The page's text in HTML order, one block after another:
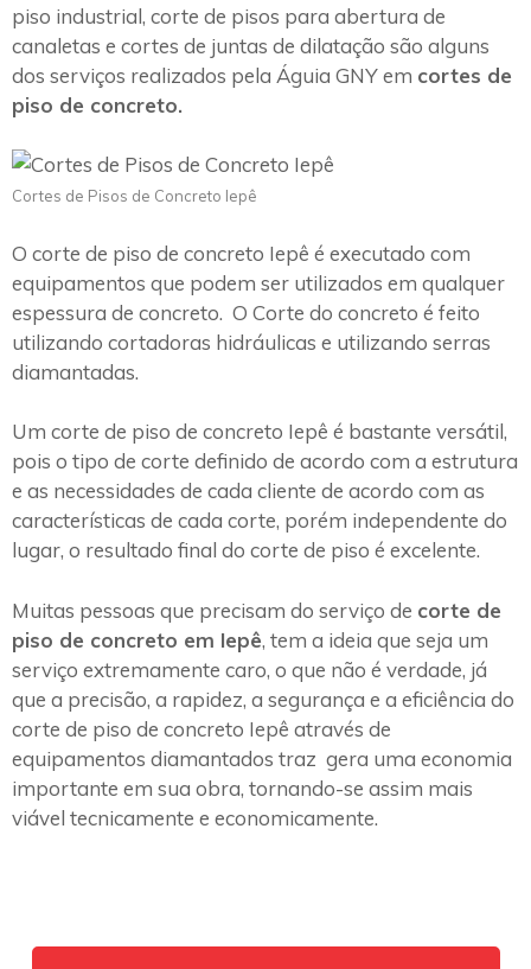
piso industrial, corte de pisos para abertura de
canaletas e cortes de juntas de dilatação são alguns
dos serviços realizados pela Águia GNY em cortes de
piso de concreto.
Cortes de Pisos de Concreto Iepê
O corte de piso de concreto Iepê é executado com
equipamentos que podem ser utilizados em qualquer
espessura de concreto. O Corte do concreto é feito
utilizando cortadoras hidráulicas e utilizando serras
diamantadas.
Um corte de piso de concreto Iepê é bastante versátil,
pois o tipo de corte definido de acordo com a estrutura
e as necessidades de cada cliente de acordo com as
características de cada corte, porém independente do
lugar, o resultado final do corte de piso é excelente.
Muitas pessoas que precisam do serviço de corte de
piso de concreto em Iepê, tem a ideia que seja um
serviço extremamente caro, o que não é verdade, já
que a precisão, a rapidez, a segurança e a eficiência do
corte de piso de concreto Iepê através de
equipamentos diamantados traz gera uma economia
importante em sua obra, tornando-se assim mais
viável tecnicamente e economicamente.